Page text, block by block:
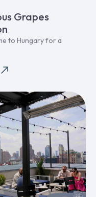
Grapes
to Hungary for a